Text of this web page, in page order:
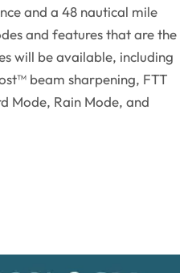
and a 48 nautical mile
and features that are the
will be available, including
beam sharpening, FTT
Mode, Rain Mode, and